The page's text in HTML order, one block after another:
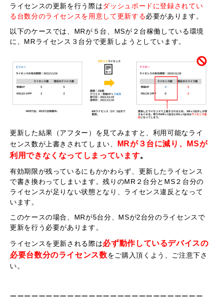
ライセンスの更新を行う際はダッシュボードに登録されてい
る台数分のライセンスを用意して更新する必要があります。
以下のケースでは、MRが５台、MSが２台稼働している環境
に、MRライセンス３台分で更新しようとしています。
更新した結果（アフター）を見てみますと、利用可能なライ
センス数が上書きされてしまい、
MRが３台に減り、MSが
利用できなくなってしまっています。
有効期限が残っているにもかかわらず、更新したライセンス
で書き換わってしまいます。残りのMR２台分とMS２台分の
ライセンスが足りない状態となり、ライセンス違反となって
います。
このケースの場合、MRが5台分、MSが2台分のライセンスで
更新を行う必要があります。
ライセンスを更新される際は必ず動作しているデバイスの
必要台数分のライセンス数をご購入頂くよう、ご注意下さ
い。
ーーーーーーーーーーーーーーーーーーーーーーーーーーー